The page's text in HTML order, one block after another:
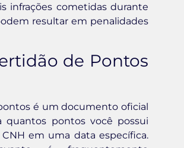
infrações cometidas durante
resultar em penalidades
de Pontos
é um documento oficial
quantos pontos você possui
em uma data específica.